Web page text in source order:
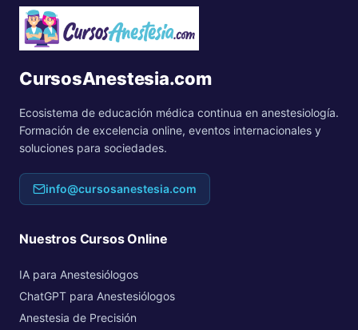
CursosAnestesia.com
Ecosistema de educación médica continua en anestesiología.
Formación de excelencia online, eventos internacionales y
soluciones para sociedades.
info@cursosanestesia.com
Nuestros Cursos Online
IA para Anestesiólogos
ChatGPT para Anestesiólogos
Anestesia de Precisión